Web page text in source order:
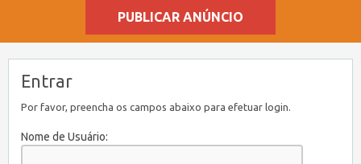
PUBLICAR ANÚNCIO
Entrar
Por favor, preencha os campos abaixo para efetuar login.
Nome de Usuário: